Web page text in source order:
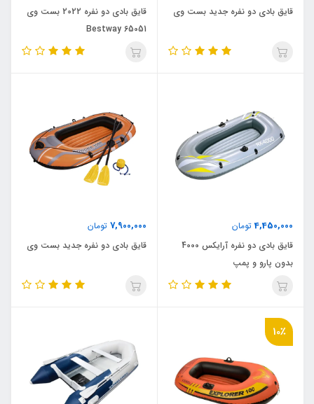
قایق بادی دو نفره جدید بست وی
قایق بادی دو نفره 2022 بست وی
Bestway 65051
4,450,000تومان
قایق بادی دو نفره آرایکس 4000
بدون پارو و پمپ
7,900,000 تومان
قایق بادی دو نفره جدید بست وی
10٪